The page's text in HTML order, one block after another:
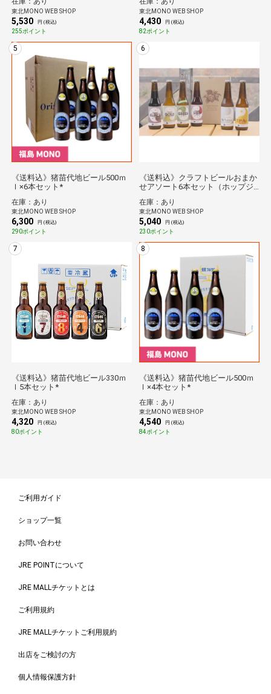
東北MONO WEB SHOP
5,530 円 (税込)
255ポイント
東北MONO WEB SHOP
4,430 円 (税込)
82ポイント
5
《送料込》猪苗代地ビール500ｍ
ｌ×6本セット*
在庫：あり
東北MONO WEB SHOP
6,300 円 (税込)
290ポイント
6
《送料込》クラフトビールおまか
せアソート6本セット（ホップジ
在庫：あり
東北MONO WEB SHOP
5,040 円 (税込)
230ポイント
7
《送料込》猪苗代地ビール330ｍ
ｌ5本セット*
在庫：あり
東北MONO WEB SHOP
4,320 円 (税込)
80ポイント
8
《送料込》猪苗代地ビール500ｍ
ｌ×4本セット*
在庫：あり
東北MONO WEB SHOP
4,540 円 (税込)
84ポイント
ご利用ガイド
ショップ一覧
お問い合わせ
JRE POINTについて
JRE MALLチケットとは
ご利用規約
JRE MALLチケットご利用規約
出店をご検討の方
個人情報保護方針